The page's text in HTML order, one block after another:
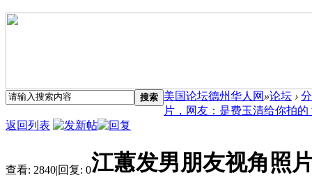
搜索 美国论坛德州华人网 »论坛 ›
片，网友：是费玉清给你拍的
返回列表
查看: 2840|回复: 0江蕙发男朋友视角照